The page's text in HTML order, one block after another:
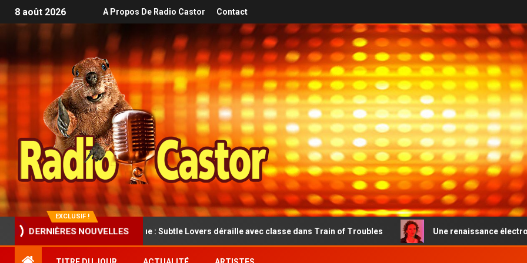
8 août 2026 A Propos De Radio Castor Contact
EXCLUSIF !
DERNIÈRES NOUVELLES
folk rock cathartique : Subtle Lovers déraille avec classe dans Train of Troubles Une renaissance électro-pop émouvante